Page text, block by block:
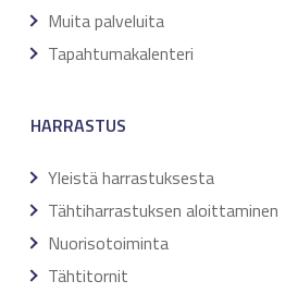
Muita palveluita
Tapahtumakalenteri
HARRASTUS
Yleistä harrastuksesta
Tähtiharrastuksen aloittaminen
Nuorisotoiminta
Tähtitornit